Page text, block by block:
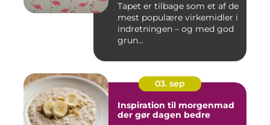
Tapet er tilbage som et af de
mest populære virkemidler i
indretningen – og med god
grun...
03. sep
Inspiration til morgenmad
der gør dagen bedre